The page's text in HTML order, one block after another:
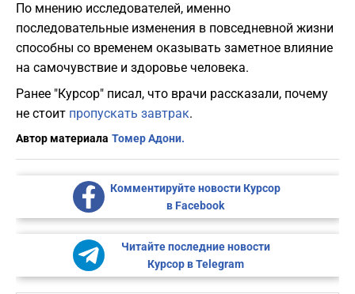
По мнению исследователей, именно
последовательные изменения в повседневной жизни
способны со временем оказывать заметное влияние
на самочувствие и здоровье человека.
Ранее "Курсор" писал, что врачи рассказали, почему
не стоит пропускать завтрак.
Автор материала Томер Адони.
Комментируйте новости Курсор
в Facebook
Читайте последние новости
Курсор в Telegram